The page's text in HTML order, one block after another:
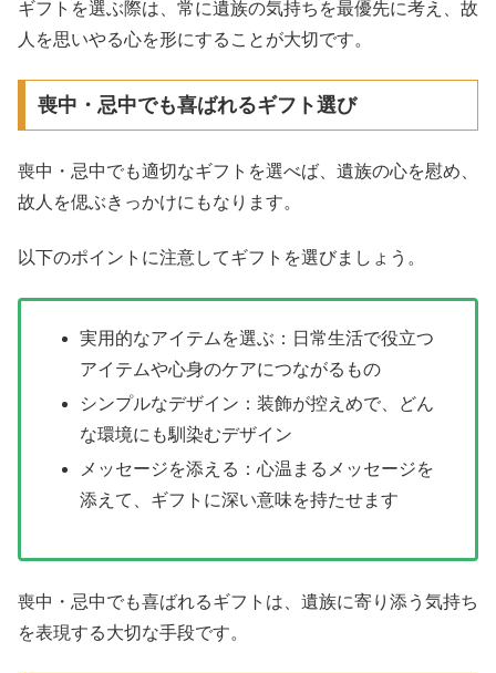
ギフトを選ぶ際は、常に遺族の気持ちを最優先に考え、故
人を思いやる心を形にすることが大切です。
喪中・忌中でも喜ばれるギフト選び
喪中・忌中でも適切なギフトを選べば、遺族の心を慰め、
故人を偲ぶきっかけにもなります。
以下のポイントに注意してギフトを選びましょう。
実用的なアイテムを選ぶ：日常生活で役立つ
アイテムや心身のケアにつながるもの
シンプルなデザイン：装飾が控えめで、どん
な環境にも馴染むデザイン
メッセージを添える：心温まるメッセージを
添えて、ギフトに深い意味を持たせます
喪中・忌中でも喜ばれるギフトは、遺族に寄り添う気持ち
を表現する大切な手段です。